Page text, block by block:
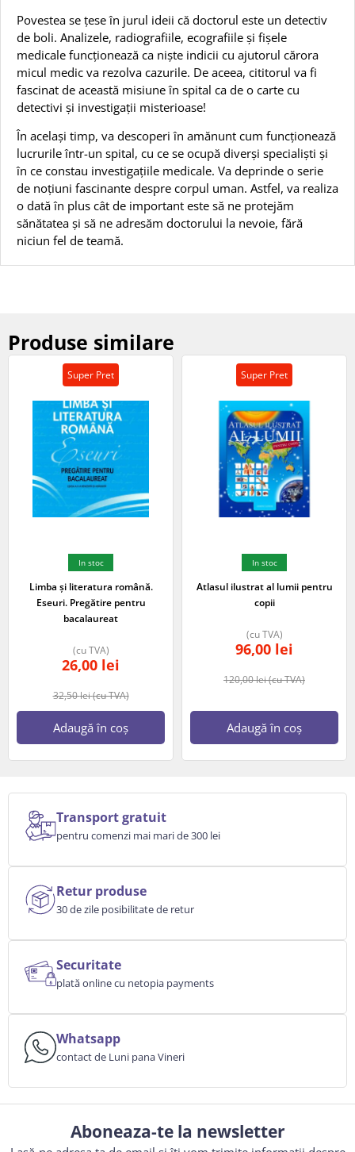
Povestea se țese în jurul ideii că doctorul este un detectiv
de boli. Analizele, radiografiile, ecografiile și fișele
medicale funcționează ca niște indicii cu ajutorul cărora
micul medic va rezolva cazurile. De aceea, cititorul va fi
fascinat de această misiune în spital ca de o carte cu
detectivi și investigații misterioase!
În același timp, va descoperi în amănunt cum funcționează
lucrurile într-un spital, cu ce se ocupă diverși specialiști și
în ce constau investigațiile medicale. Va deprinde o serie
de noțiuni fascinante despre corpul uman. Astfel, va realiza
o dată în plus cât de important este să ne protejăm
sănătatea și să ne adresăm doctorului la nevoie, fără
niciun fel de teamă.
Produse similare
Super Pret
In stoc
Limba și literatura română.
Eseuri. Pregătire pentru
bacalaureat
32,50lei(cu TVA)
26,00 lei
(cu TVA)
Adaugă în coș
Super Pret
In stoc
Atlasul ilustrat al lumii pentru
copii
120,00lei(cu TVA)
96,00 lei
(cu TVA)
Adaugă în coș
Transport gratuit
pentru comenzi mai mari de 300 lei
Retur produse
30 de zile posibilitate de retur
Securitate
plată online cu netopia payments
Whatsapp
contact de Luni pana Vineri
Aboneaza-te la newsletter